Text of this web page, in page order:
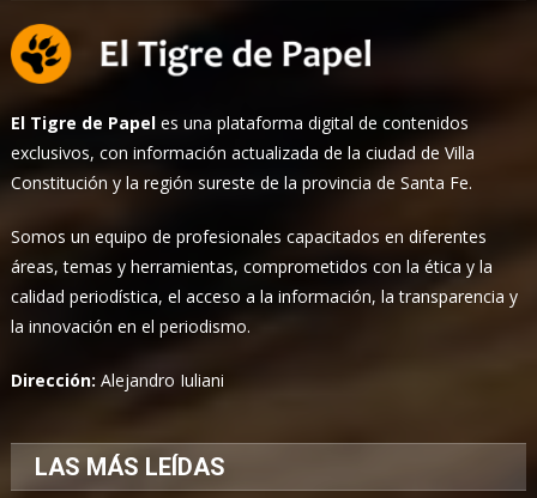
El Tigre de Papel es una plataforma digital de contenidos
exclusivos, con información actualizada de la ciudad de Villa
Constitución y la región sureste de la provincia de Santa Fe.
Somos un equipo de profesionales capacitados en diferentes
áreas, temas y herramientas, comprometidos con la ética y la
calidad periodística, el acceso a la información, la transparencia y
la innovación en el periodismo.
Dirección:Alejandro Iuliani
LAS MÁS LEÍDAS